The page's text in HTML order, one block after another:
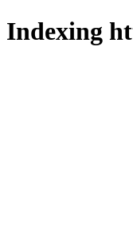
Indexing